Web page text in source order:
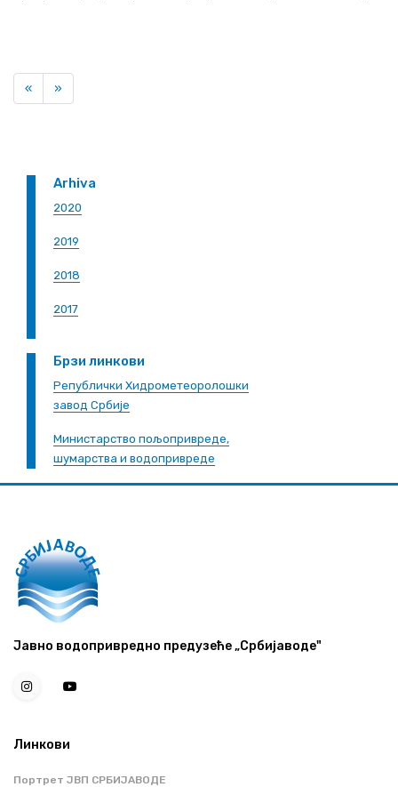
«Previous
»
Arhiva
2020
2019
2018
2017
Брзи линкови
Републички Хидрометеоролошки
завод Србије
Министарство пољопривреде,
шумарства и водопривреде
Јавно водопривредно предузеће „Србијаводе"
Линкови
Портрет ЈВП СРБИЈАВОДЕ